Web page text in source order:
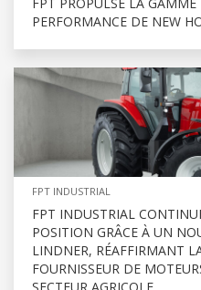
PERFORMANCE DE NEW
FPT INDUSTRIAL
FPT INDUSTRIAL
POSITION GRÂCE À UN
LINDNER, RÉAFFIRMANT
FOURNISSEUR DE